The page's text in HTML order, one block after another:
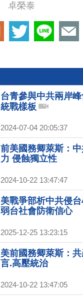
卓榮泰
台青參與中共兩岸
統戰樣板
2024-07-04 20:05:37
前美國務卿萊斯：
力 侵蝕獨立性
2024-10-22 13:47:47
美戰爭部析中共侵
弱台社會防衛信心
2025-12-25 13:23:15
美前國務卿萊斯：
言.高壓統治
2024-10-22 13:47:05